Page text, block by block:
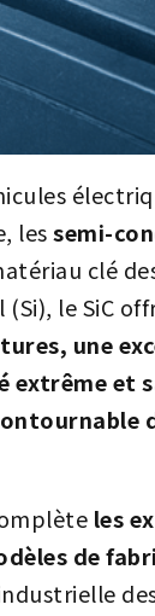
lessemi-
clé
le SiC
une
extrême et
les
de